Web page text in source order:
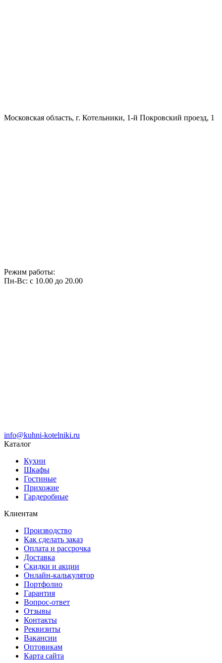
Московская область, г. Котельники, 1-й Покровский проезд, 1
Режим работы:
Пн-Вс: с 10.00 до 20.00
info@kuhni-kotelniki.ru
Каталог
Кухни
Шкафы
Гостиные
Прихожие
Гардеробные
Клиентам
Производство
Как сделать заказ
Оплата и рассрочка
Доставка
Скидки и акции
Онлайн-калькулятор
Портфолио
Гарантия
Вопрос-ответ
Отзывы
Контакты
Реквизиты
Вакансии
Оптовикам
Карта сайта